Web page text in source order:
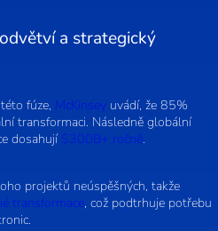
a strategický
fúze, McKinsey uvádí, že 85%
transformaci. Následně globální
dosahují $300B+ ročně.
projektů neúspěšných, takže
transformace, což podtrhuje potřebu